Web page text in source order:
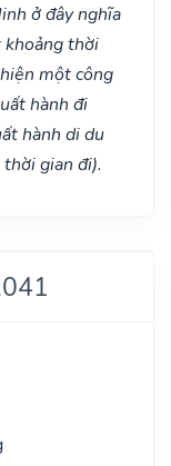
ở đây nghĩa
khoảng thời
một công
hành đi
hành di du
gian đi).